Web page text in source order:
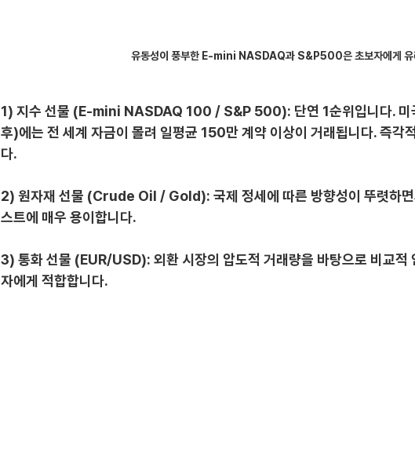
유동성이 풍부한 E-mini NASDAQ과 S&P500은 초보자에게 유
1) 지수 선물 (E-mini NASDAQ 100 / S&P 500): 단연 1순위입니다. 미
후)에는 전 세계 자금이 몰려 일평균 150만 계약 이상이 거래됩니다. 즉각
다.
2) 원자재 선물 (Crude Oil / Gold): 국제 정세에 따른 방향성이 뚜렷하면
스트에 매우 용이합니다.
3) 통화 선물 (EUR/USD): 외환 시장의 압도적 거래량을 바탕으로 비교적
자에게 적합합니다.